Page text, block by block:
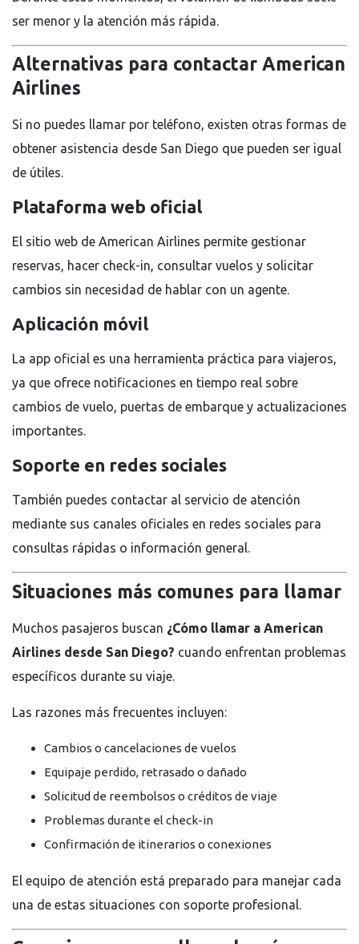
ser menor y la atención más rápida.
Alternativas para contactar American
Airlines
Si no puedes llamar por teléfono, existen otras formas de
obtener asistencia desde San Diego que pueden ser igual
de útiles.
Plataforma web oficial
El sitio web de American Airlines permite gestionar
reservas, hacer check-in, consultar vuelos y solicitar
cambios sin necesidad de hablar con un agente.
Aplicación móvil
La app oficial es una herramienta práctica para viajeros,
ya que ofrece notificaciones en tiempo real sobre
cambios de vuelo, puertas de embarque y actualizaciones
importantes.
Soporte en redes sociales
También puedes contactar al servicio de atención
mediante sus canales oficiales en redes sociales para
consultas rápidas o información general.
Situaciones más comunes para llamar
Muchos pasajeros buscan ¿Cómo llamar a American
Airlines desde San Diego? cuando enfrentan problemas
específicos durante su viaje.
Las razones más frecuentes incluyen:
Cambios o cancelaciones de vuelos
Equipaje perdido, retrasado o dañado
Solicitud de reembolsos o créditos de viaje
Problemas durante el check-in
Confirmación de itinerarios o conexiones
El equipo de atención está preparado para manejar cada
una de estas situaciones con soporte profesional.